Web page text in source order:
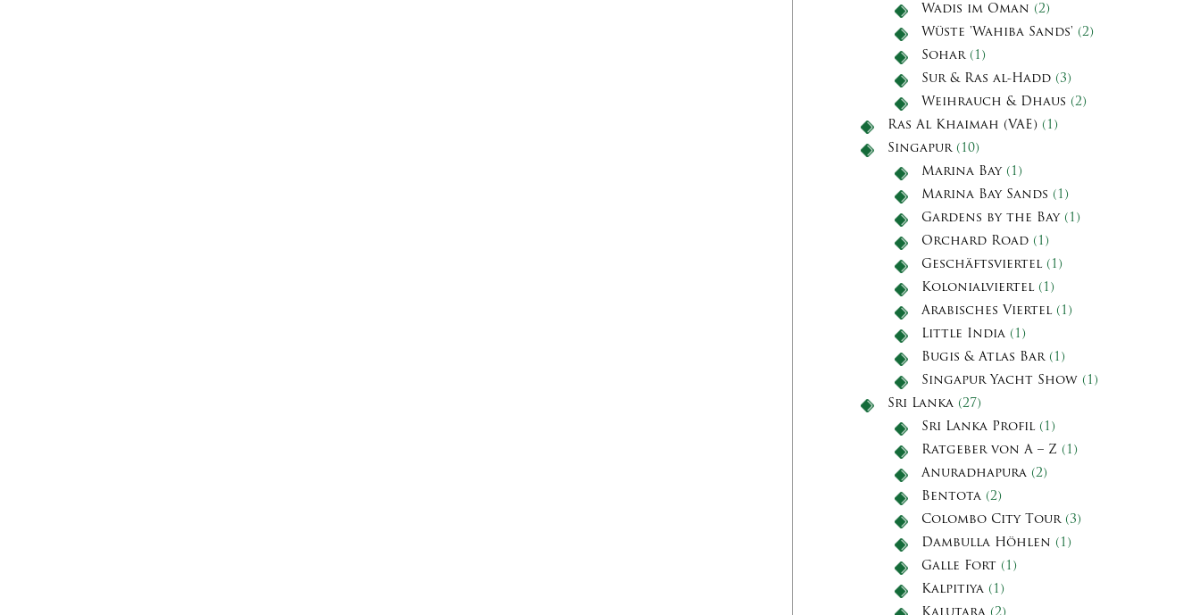
Wadis im Oman (2)
Wüste 'Wahiba Sands' (2)
Sohar(1)
Sur & Ras al-Hadd (3)
Weihrauch & Dhaus (2)
Ras Al Khaimah (VAE) (1)
Singapur(10)
Marina Bay(1)
Marina Bay Sands (1)
Gardens by the Bay(1)
Orchard Road (1)
Geschäftsviertel (1)
Kolonialviertel (1)
Arabisches Viertel (1)
Little India (1)
Bugis & Atlas Bar(1)
Singapur Yacht Show (1)
Sri Lanka (27)
Sri Lanka Profil (1)
Ratgeber von A – Z (1)
Anuradhapura (2)
Bentota (2)
Colombo City Tour(3)
Dambulla Höhlen (1)
Galle Fort (1)
Kalpitiya (1)